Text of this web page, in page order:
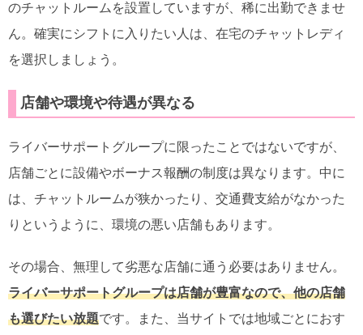
のチャットルームを設置していますが、稀に出勤できませ
ん。確実にシフトに入りたい人は、在宅のチャットレディ
を選択しましょう。
店舗や環境や待遇が異なる
ライバーサポートグループに限ったことではないですが、
店舗ごとに設備やボーナス報酬の制度は異なります。中に
は、チャットルームが狭かったり、交通費支給がなかった
りというように、環境の悪い店舗もあります。
その場合、無理して劣悪な店舗に通う必要はありません。
ライバーサポートグループは店舗が豊富なので、他の店舗
も選びたい放題です。また、当サイトでは地域ごとにおす